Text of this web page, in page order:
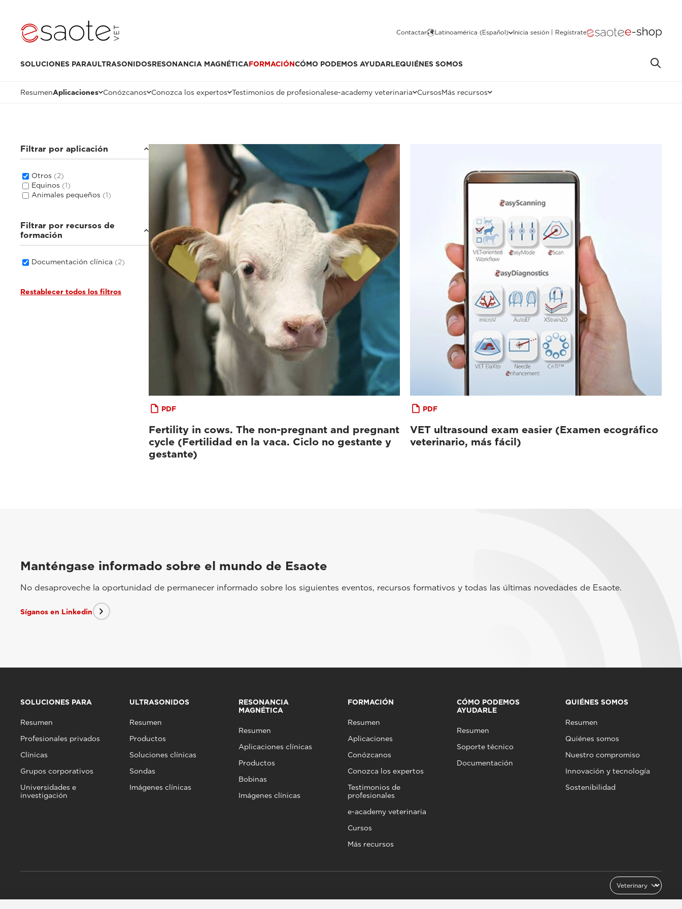
Contactar Latinoamérica (Español) Inicia sesión | Regístrate
SOLUCIONES PARAULTRASONIDOSRESONANCIA MAGNÉTICAFORMACIÓNCÓMO PODEMOS AYUDARLEQUIÉNES SOMOS
ResumenAplicaciones Conózcanos Conozca los expertos Testimonios de profesionalese-academy veterinaria CursosMás recursos
Filtrar por aplicación
Otros (2)
Equinos (1)
Animales pequeños (1)
Filtrar por recursos de
formación
Documentación clínica (2)
Restablecer todos los filtros
PDF
Fertility in cows. The non-pregnant and pregnant
cycle (Fertilidad en la vaca. Ciclo no gestante y
gestante)
PDF
VET ultrasound exam easier (Examen ecográfico
veterinario, más fácil)
Manténgase informado sobre el mundo de Esaote
No desaproveche la oportunidad de permanecer informado sobre los siguientes eventos, recursos formativos y todas las últimas novedades de Esaote.
Síganos en Linkedin
SOLUCIONES PARA
Resumen
Profesionales privados
Clínicas
Grupos corporativos
Universidades e
investigación
ULTRASONIDOS
Resumen
Productos
Soluciones clínicas
Sondas
Imágenes clínicas
RESONANCIA
MAGNÉTICA
Resumen
Aplicaciones clínicas
Productos
Bobinas
Imágenes clínicas
FORMACIÓN
Resumen
Aplicaciones
Conózcanos
Conozca los expertos
Testimonios de
profesionales
e-academy veterinaria
Cursos
Más recursos
CÓMO PODEMOS
AYUDARLE
Resumen
Soporte técnico
Documentación
QUIÉNES SOMOS
Resumen
Quiénes somos
Nuestro compromiso
Innovación y tecnología
Sostenibilidad